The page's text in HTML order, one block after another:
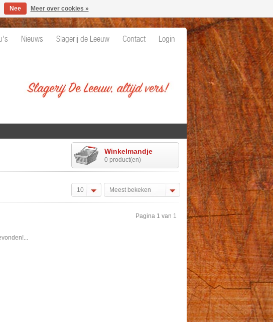
Nieuws Slagerij de Leeuw Contact Login
Winkelmandje
0 product(en)
10 Meest bekeken
Pagina 1 van 1
Nee Meer over cookies »